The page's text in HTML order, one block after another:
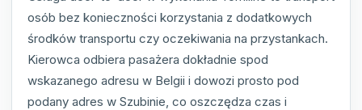
osób bez konieczności korzystania z dodatkowych
środków transportu czy oczekiwania na przystankach.
Kierowca odbiera pasażera dokładnie spod
wskazanego adresu w Belgii i dowozi prosto pod
podany adres w Szubinie, co oszczędza czas i